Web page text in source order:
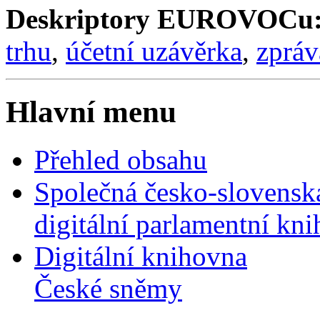
Deskriptory
trhu, účetní uzávěrka,
Hlavní menu
Přehled obsahu
Společná česko-
digitální parlamentní
Digitální knihovna
České sněmy